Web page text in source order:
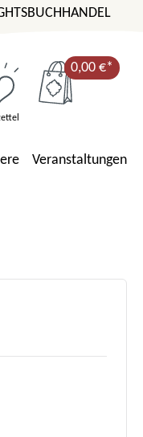
BUCHHANDEL
0,00 €*
Veranstaltungen